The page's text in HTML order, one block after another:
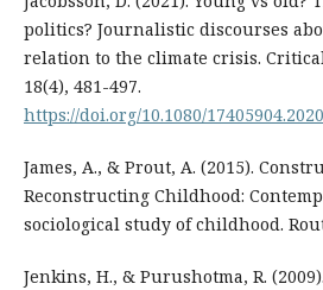
politics? Journalistic discourses
relation to the climate crisis.
18(4), 481-497.
https://doi.org/10.1080/
James, A., & Prout, A. (2015).
Reconstructing Childhood:
sociological study of childhood.
Jenkins, H., & Purushotma, R.